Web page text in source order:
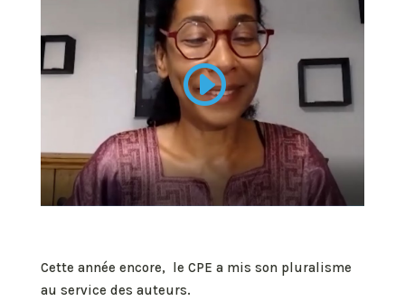
Cette année encore, le CPE a mis son pluralisme
au service des auteurs.